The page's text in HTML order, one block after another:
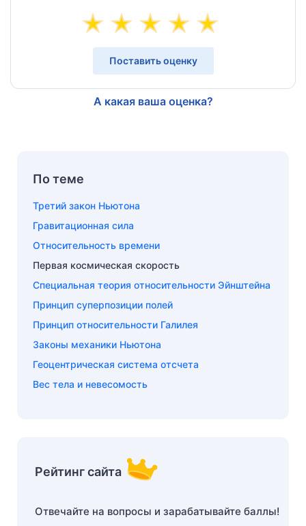
Поставить оценку
А какая ваша оценка?
По теме
Третий закон Ньютона
Гравитационная сила
Относительность времени
Первая космическая скорость
Специальная теория относительности Эйнштейна
Принцип суперпозиции полей
Принцип относительности Галилея
Законы механики Ньютона
Геоцентрическая система отсчета
Вес тела и невесомость
Рейтинг сайта
Отвечайте на вопросы и зарабатывайте баллы!